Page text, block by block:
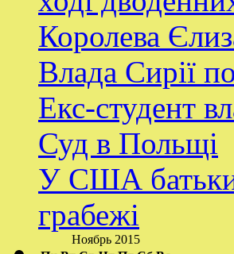
Королева
Влада Сирії
Екс-студент
Суд в Польщі
У США батьки
грабежі
Ноябрь 2015